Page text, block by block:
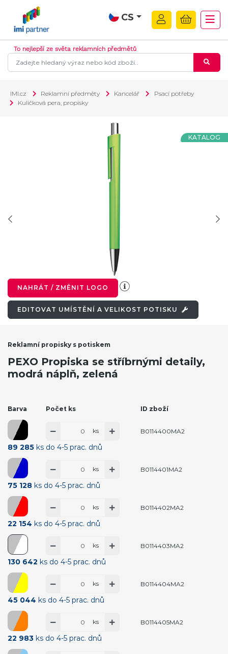
CS
To nejlepší ze světa reklamních předmětů
IMI.cz Reklamní předměty Kancelář
Psací potřeby
Kuličková pera, propisky
KATALOG
NAHRÁT / ZMĚNIT LOGO
EDITOVAT UMÍSTĚNÍ A VELIKOST POTISKU
Reklamní propisky s potiskem
PEXO Propiska se stříbrnými detaily,
modrá náplň, zelená
Barva Počet ks ID zboží
89 285 ks do 4-5 prac. dnů
ks B0114400MA2
75 128 ks do 4-5 prac. dnů
ks B0114401MA2
22 154 ks do 4-5 prac. dnů
ks B0114402MA2
130 642 ks do 4-5 prac. dnů
ks B0114403MA2
45 044 ks do 4-5 prac. dnů
ks B0114404MA2
22 983 ks do 4-5 prac. dnů
ks B0114405MA2